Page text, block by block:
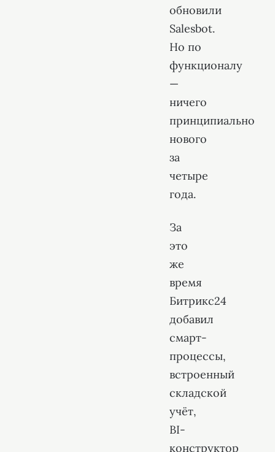
обновили
Salesbot.
Но по
функционалу
—
ничего
принципиально
нового
за
четыре
года.
За
это
же
время
Битрикс24
добавил
смарт-
процессы,
встроенный
складской
учёт,
BI-
конструктор